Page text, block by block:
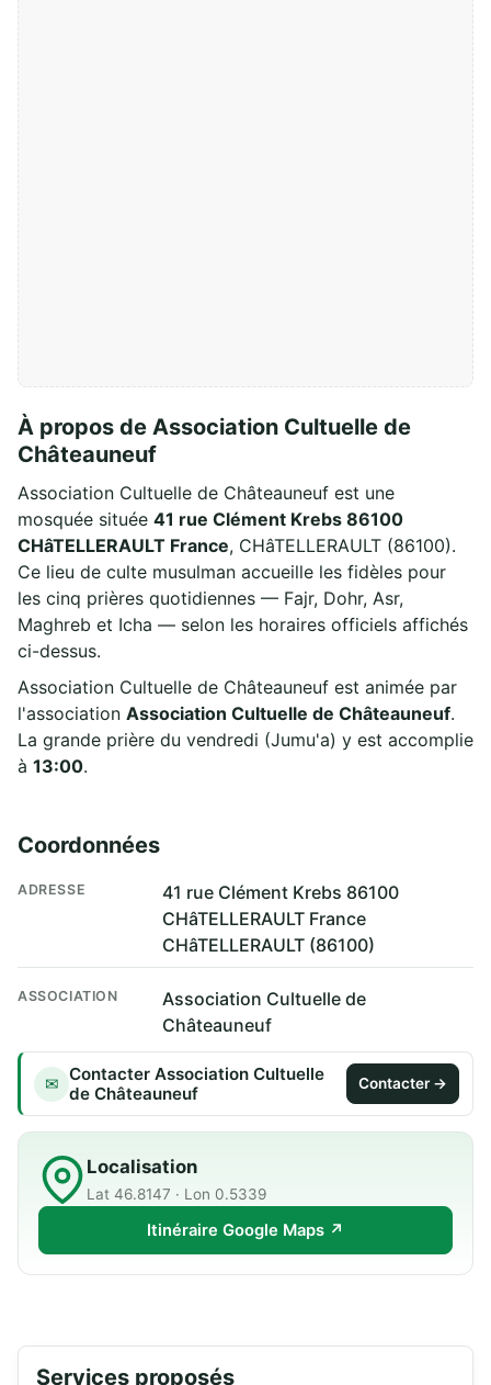
À propos de Association Cultuelle de
Châteauneuf
Association Cultuelle de Châteauneuf est une
mosquée située 41 rue Clément Krebs 86100
CHâTELLERAULT France, CHâTELLERAULT (86100).
Ce lieu de culte musulman accueille les fidèles pour
les cinq prières quotidiennes — Fajr, Dohr, Asr,
Maghreb et Icha — selon les horaires officiels affichés
ci-dessus.
Association Cultuelle de Châteauneuf est animée par
l'association Association Cultuelle de Châteauneuf.
La grande prière du vendredi (Jumu'a) y est accomplie
à 13:00.
Coordonnées
ADRESSE
41 rue Clément Krebs 86100
CHâTELLERAULT France
CHâTELLERAULT (86100)
ASSOCIATION
Association Cultuelle de
Châteauneuf
✉ Contacter Association Cultuelle
de Châteauneuf
Contacter →
Localisation
Lat 46.8147 · Lon 0.5339
Itinéraire Google Maps ↗
Services proposés